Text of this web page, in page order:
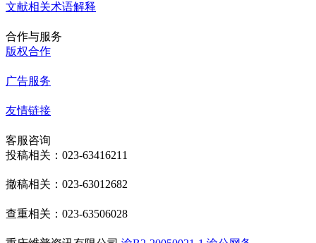
文献相关术语解释
合作与服务
版权合作
广告服务
友情链接
客服咨询
投稿相关：023-63416211
撤稿相关：023-63012682
查重相关：023-63506028